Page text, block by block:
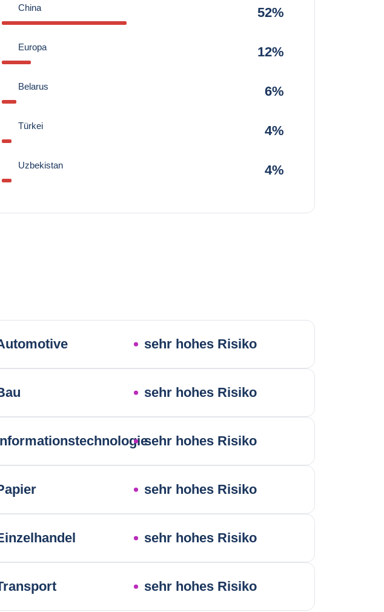
China 52%
Europa 12%
Belarus 6%
Türkei 4%
Uzbekistan 4%
sehr hohes Risiko
sehr hohes Risiko
sehr hohes Risiko
sehr hohes Risiko
sehr hohes Risiko
sehr hohes Risiko